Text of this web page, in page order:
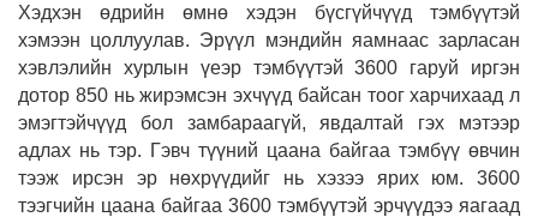
Хэдхэн өдрийн өмнө хэдэн бүсгүйчүүд тэмбүүтэй
хэмээн цоллуулав. Эрүүл мэндийн яамнаас зарласан
хэвлэлийн хурлын үеэр тэмбүүтэй 3600 гаруй иргэн
дотор 850 нь жирэмсэн эхчүүд байсан тоог харчихаад л
эмэгтэйчүүд бол замбараагүй, явдалтай гэх мэтээр
адлах нь тэр. Гэвч түүний цаана байгаа тэмбүү өвчин
тээж ирсэн эр нөхрүүдийг нь хэзээ ярих юм. 3600
тээгчийн цаана байгаа 3600 тэмбүүтэй эрчүүдээ яагаад